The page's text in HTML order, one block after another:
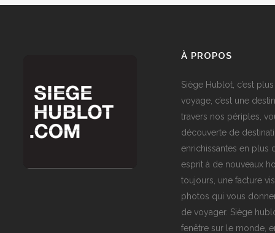
À PROPOS
Siège Hublot, c’est
voyage, c’est une
travers nos périples,
découverte de
enrichissantes en plus
esprit à de nouveaux
toujours, une facture
photos qui vous
de voyager. Siège
fenêtre sur le monde,